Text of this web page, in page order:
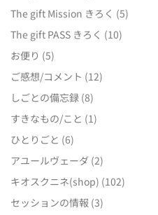
The gift Mission きろく (5)
The gift PASS きろく (10)
お便り (5)
ご感想/コメント (12)
しごとの備忘録 (8)
すきなもの/こと (1)
ひとりごと (6)
アユールヴェーダ (2)
キオスクニネ(shop) (102)
セッションの情報 (3)